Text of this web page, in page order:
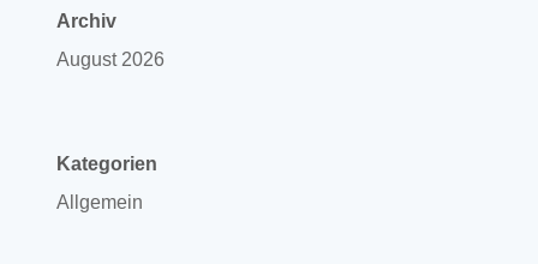
Archiv
August 2026
Kategorien
Allgemein